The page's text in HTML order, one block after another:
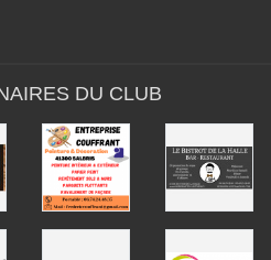
DU CLUB